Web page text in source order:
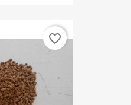
favorite_border